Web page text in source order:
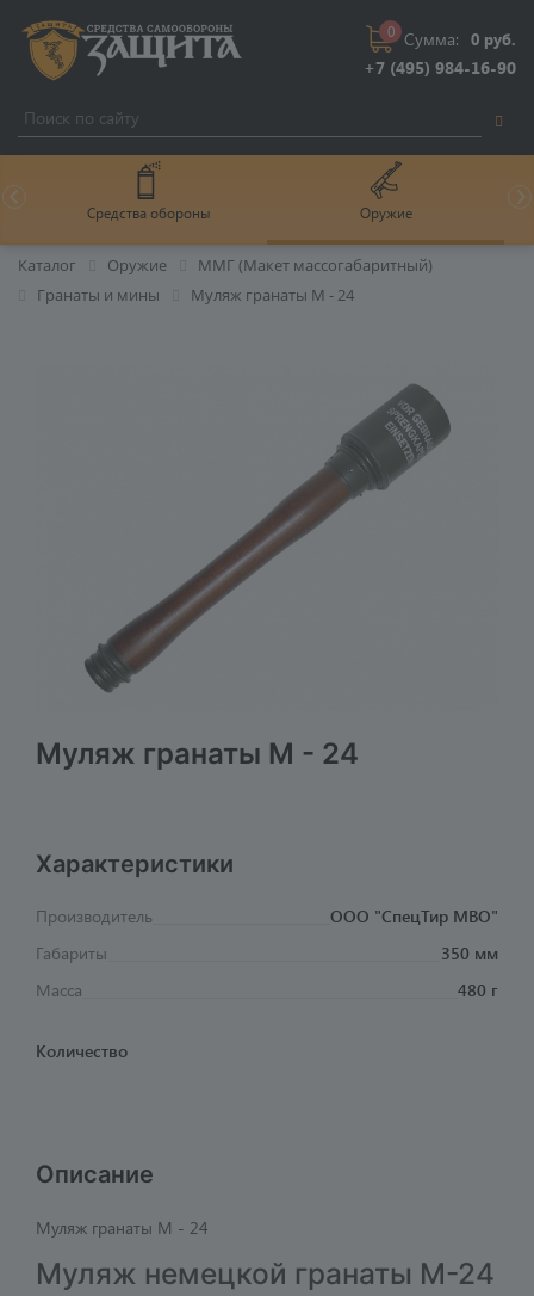
+7 (495) 984-16-90
0 Сумма: 0 руб.
Средства обороны Оружие
Каталог Оружие
ММГ (Макет массогабаритный)
Гранаты и мины
Муляж гранаты М - 24
Муляж гранаты М - 24
Характеристики
Производитель
ООО "СпецТир МВО"
Габариты
350 мм
Масса
480 г
Количество
Описание
Муляж гранаты М - 24
Муляж немецкой гранаты М-24